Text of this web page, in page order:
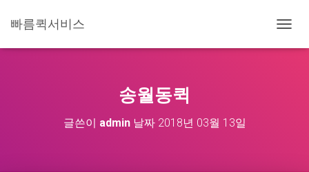
빠름퀵서비스
비
송월동퀵
글쓴이 admin날짜 2018년 03월 13일